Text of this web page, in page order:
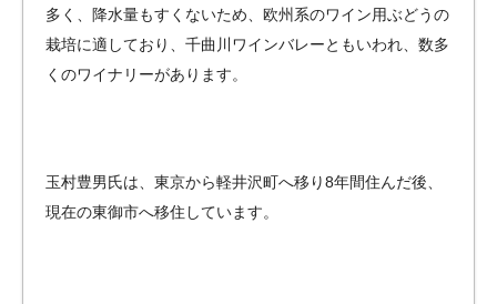
多く、降水量もすくないため、欧州系のワイン用ぶどうの
栽培に適しており、千曲川ワインバレーともいわれ、数多
くのワイナリーがあります。
玉村豊男氏は、東京から軽井沢町へ移り8年間住んだ後、
現在の東御市へ移住しています。